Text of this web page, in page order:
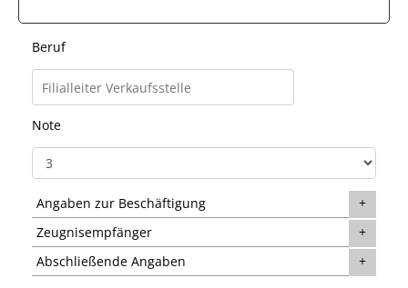
Beruf
Note
Angaben zur Beschäftigung
Zeugnisempfänger
Abschließende Angaben